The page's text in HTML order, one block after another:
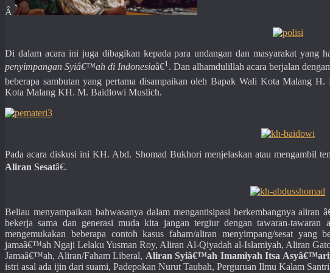
Â
Di dalam acara ini juga dibagikan kepada para undangan dan masyarakat yang
penyimpangan Syiâ€™ah di Indonesiaâ€1. Dan alhamdulillah acara berjalan
beberapa sambutan yang pertama disampaikan oleh Bapak Wali Kota Malang
Kota Malang KH. M. Baidlowi Muslich.
Pada acara diskusi ini KH. Abd. Shomad Bukhori menjelaskan atau mengambil
Aliran Sesatâ€.
Beliau menyampaikan bahwasanya dalam mengantisipasi berkembangnya aliran
bekerja sama dan generasi muda kita jangan tergiur dengan tawaran-
mengemukakan beberapa contoh kasus faham/aliran menyimpang/sesat
jamaâ€™ah Ngaji Lelaku Yusman Roy, Aliran Al-Qiyadah al-Islamiyah, Aliran
Jamaâ€™ah, Aliran/Faham Liberal, Aliran Syiâ€™ah Imamiyah Itsa
istri asal ada ijin dari suami, Padepokan Nurut Taubah, Perguruan Ilmu Kalam